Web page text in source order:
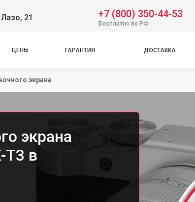
21 +7 (800) 350-44-53
Бесплатно по РФ
ЦЕНЫ ГАРАНТИЯ ДОСТАВКА
экрана
экрана
T3 в